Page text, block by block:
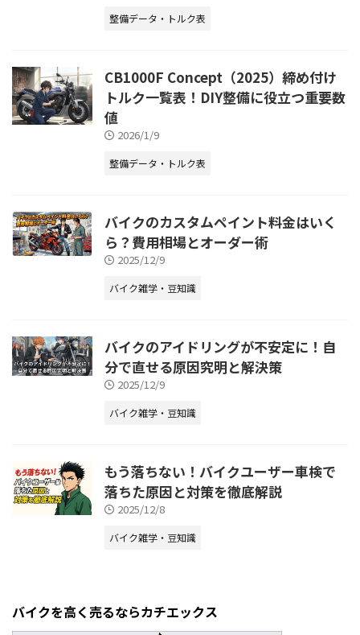
整備データ・トルク表
CB1000F Concept（2025）締め付け
トルク一覧表！DIY整備に役立つ重要数
値
2026/1/9
整備データ・トルク表
バイクのカスタムペイント料金はいく
ら？費用相場とオーダー術
2025/12/9
バイク雑学・豆知識
バイクのアイドリングが不安定に！自
分で直せる原因究明と解決策
2025/12/9
バイク雑学・豆知識
もう落ちない！バイクユーザー車検で
落ちた原因と対策を徹底解説
2025/12/8
バイク雑学・豆知識
バイクを高く売るならカチエックス